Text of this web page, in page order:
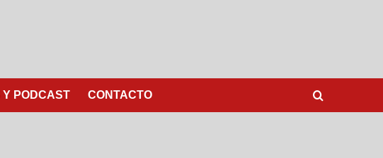
Y PODCAST CONTACTO